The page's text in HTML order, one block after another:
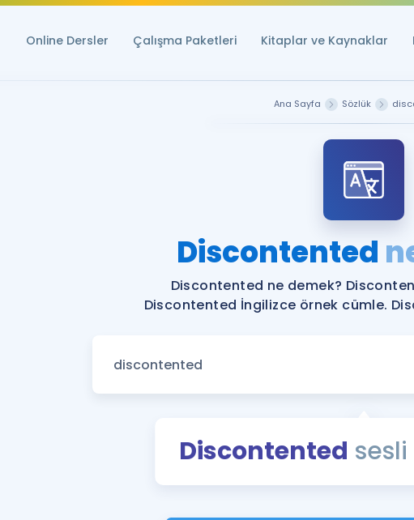
Online Dersler Çalışma Paketleri Kitaplar ve Kaynaklar
Ana Sayfa Sözlük
Discontented
Discontented ne demek?
Discontented İngilizce örnek cümle.
Discontented